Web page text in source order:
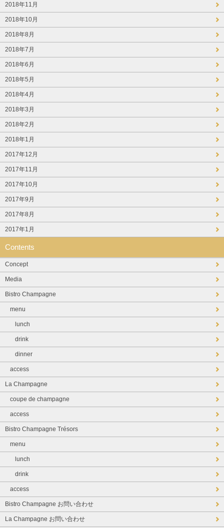
2018年11月
2018年10月
2018年8月
2018年7月
2018年6月
2018年5月
2018年4月
2018年3月
2018年2月
2018年1月
2017年12月
2017年11月
2017年10月
2017年9月
2017年8月
2017年1月
Contents
Concept
Media
Bistro Champagne
menu
lunch
drink
dinner
access
La Champagne
coupe de champagne
access
Bistro Champagne Trésors
menu
lunch
drink
access
Bistro Champagne お問い合わせ
La Champagne お問い合わせ